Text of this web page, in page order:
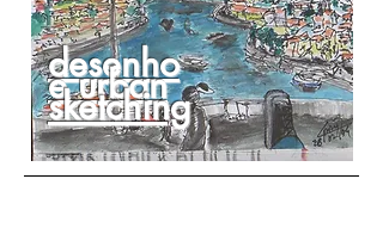
desenho
e urban
sketching